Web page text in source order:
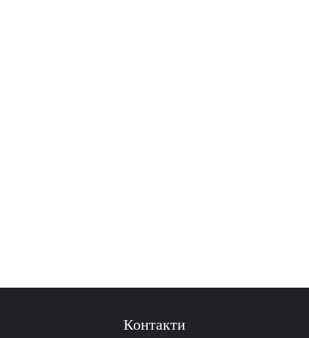
Контакти